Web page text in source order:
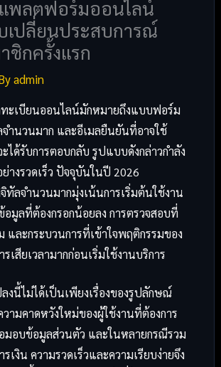
พลตฟอร์มออนไลน์
เปลี่ยนประสบการณ์
ชิกครั้งแรก
admin
ทะเบียนออนไลน์มักหมายถึงแบบฟอร์ม
จำนวนมาก และอีเมลยืนยันที่อาจใช้
ะได้รับการตอบกลับ รูปแบบดังกล่าวกำลัง
างรวดเร็ว ปัจจุบันในปี 2026
ลจำนวนมากมุ่งเน้นการเริ่มต้นใช้งาน
มูลที่ต้องกรอกน้อยลง การตรวจสอบที่
และกระบวนการที่เข้าใจพฤติกรรมของ
เสียเวลามากก่อนเริ่มใช้งานบริการ
งนี้ไม่ได้เป็นเพียงเรื่องของรูปลักษณ์
ามคาดหวังใหม่ของผู้ใช้งานที่ต้องการ
มอบข้อมูลส่วนตัว และในหลายกรณีรวม
เงิน ความรวดเร็วและความเรียบง่ายจึง